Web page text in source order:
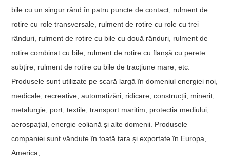
bile cu un singur rând în patru puncte de contact, rulment de
rotire cu role transversale, rulment de rotire cu role cu trei
rânduri, rulment de rotire cu bile cu două rânduri, rulment de
rotire combinat cu bile, rulment de rotire cu flanșă cu perete
subțire, rulment de rotire cu bile de tracțiune mare, etc.
Produsele sunt utilizate pe scară largă în domeniul energiei noi,
medicale, recreative, automatizări, ridicare, construcții, minerit,
metalurgie, port, textile, transport maritim, protecția mediului,
aerospațial, energie eoliană și alte domenii. Produsele
companiei sunt vândute în toată țara și exportate în Europa,
America,